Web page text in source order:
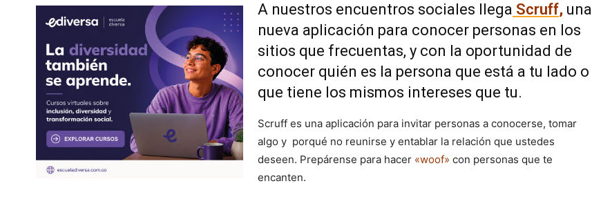
A nuestros encuentros sociales llega Scruff, una
nueva aplicación para conocer personas en los
sitios que frecuentas, y con la oportunidad de
conocer quién es la persona que está a tu lado o
que tiene los mismos intereses que tu.
Scruff es una aplicación para invitar personas a conocerse, tomar
algo y porqué no reunirse y entablar la relación que ustedes
deseen. Prepárense para hacer «woof» con personas que te
encanten.